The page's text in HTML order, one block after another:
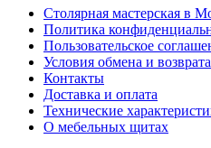
Столярная мастерская в
Политика
Пользовательское
Условия обмена и возврата
Контакты
Доставка и оплата
Технические
О мебельных щитах